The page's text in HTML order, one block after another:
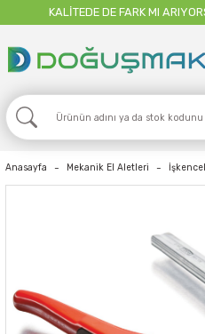
KALİTEDE DE FARK MI
Anasayfa Mekanik El Aletleri